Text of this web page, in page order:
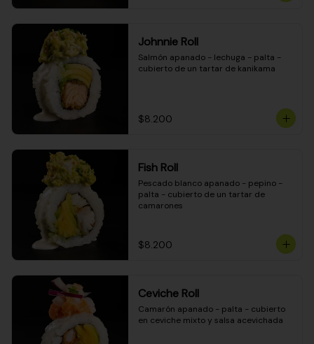
Johnnie Roll
Salmón apanado - lechuga - palta -
cubierto de un tartar de kanikama
$8.200
Fish Roll
Pescado blanco apanado - pepino -
palta - cubierto de un tartar de
camarones
$8.200
Ceviche Roll
Camarón apanado - palta - cubierto
en ceviche mixto y salsa acevichada